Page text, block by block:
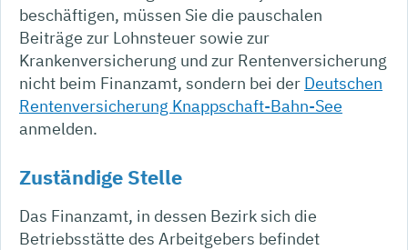
beschäftigen, müssen Sie die pauschalen
Beiträge zur Lohnsteuer sowie zur
Krankenversicherung und zur Rentenversicherung
nicht beim Finanzamt, sondern bei der Deutschen
Rentenversicherung Knappschaft-Bahn-See
anmelden.
Zuständige Stelle
Das Finanzamt, in dessen Bezirk sich die
Betriebsstätte des Arbeitgebers befindet